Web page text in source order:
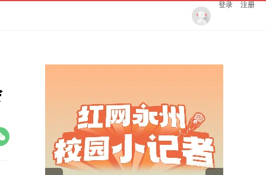
登录 注册